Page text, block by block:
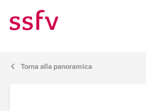
j Torna alla panoramica